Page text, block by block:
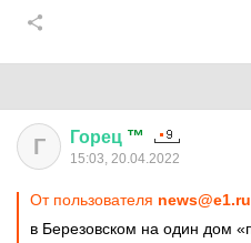
Г Горец ™
15:03, 20.04.2022
От пользователя news@e1.ru
в Березовском на один дом